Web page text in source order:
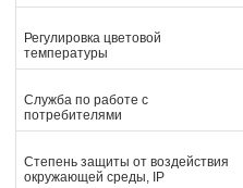
Регулировка цветовой
температуры
Служба по работе с
потребителями
Степень защиты от воздействия
окружающей среды, IP